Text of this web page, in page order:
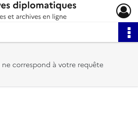
correspond à votre requête